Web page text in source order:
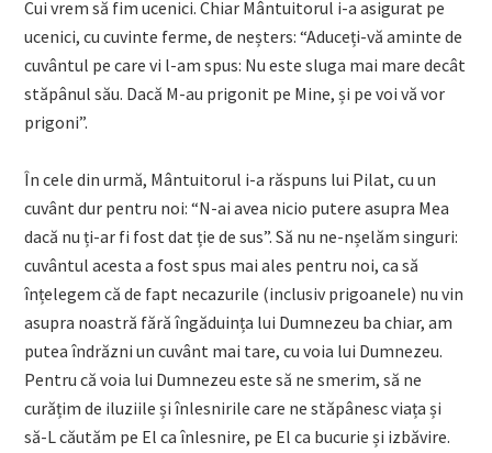
Cui vrem să fim ucenici. Chiar Mântuitorul i-a asigurat pe
ucenici, cu cuvinte ferme, de neșters: “Aduceți-vă aminte de
cuvântul pe care vi l-am spus: Nu este sluga mai mare decât
stăpânul său. Dacă M-au prigonit pe Mine, și pe voi vă vor
prigoni”.
În cele din urmă, Mântuitorul i-a răspuns lui Pilat, cu un
cuvânt dur pentru noi: “N-ai avea nicio putere asupra Mea
dacă nu ți-ar fi fost dat ție de sus”. Să nu ne-nșelăm singuri:
cuvântul acesta a fost spus mai ales pentru noi, ca să
înțelegem că de fapt necazurile (inclusiv prigoanele) nu vin
asupra noastră fără îngăduința lui Dumnezeu ba chiar, am
putea îndrăzni un cuvânt mai tare, cu voia lui Dumnezeu.
Pentru că voia lui Dumnezeu este să ne smerim, să ne
curățim de iluziile și înlesnirile care ne stăpânesc viața și
să-L căutăm pe El ca înlesnire, pe El ca bucurie și izbăvire.